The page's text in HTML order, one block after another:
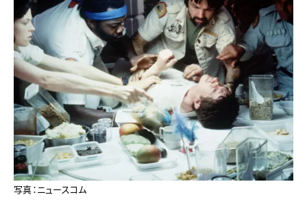
写真：ニュースコム